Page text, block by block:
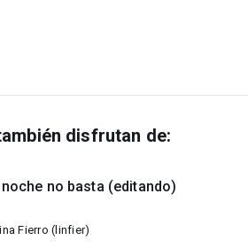
disfrutan de:
noche no basta (editando)
Fierro (linfier)